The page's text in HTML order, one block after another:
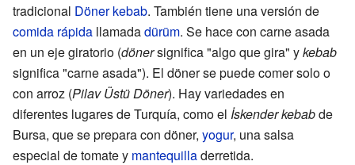
tradicional Döner kebab. También tiene una versión de
comida rápida llamadadürüm. Se hace con carne asada
en un eje giratorio (dönersignifica "algo que gira" ykebab
significa "carne asada"). El döner se puede comer solo o
con arroz (Pilav Üstü Döner). Hay variedades en
diferentes lugares de Turquía, como el İskender kebabde
Bursa, que se prepara con döner, yogur, una salsa
especial de tomate y mantequilladerretida.